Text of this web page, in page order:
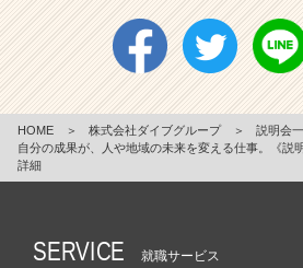
HOME ＞ 株式会社ダイブグループ ＞ 説明会
自分の成果が、人や地域の未来を変える仕事。《説
詳細
SERVICE 就職サービス